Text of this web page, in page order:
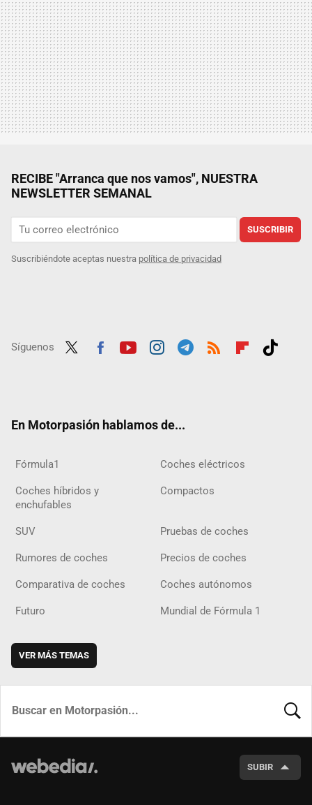
RECIBE "Arranca que nos vamos", NUESTRA
NEWSLETTER SEMANAL
SUSCRIBIR
Suscribiéndote aceptas nuestra política de privacidad
Síguenos
En Motorpasión hablamos de...
Fórmula1 Coches eléctricos
Coches híbridos y
enchufables
Compactos
SUV Pruebas de coches
Rumores de coches Precios de coches
Comparativa de coches Coches autónomos
Futuro Mundial de Fórmula 1
VER MÁS TEMAS
SUBIR